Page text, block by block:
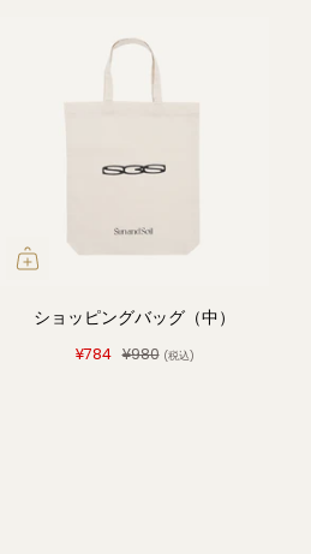
ショッピングバッグ（中）
¥784 ¥980 (税込)